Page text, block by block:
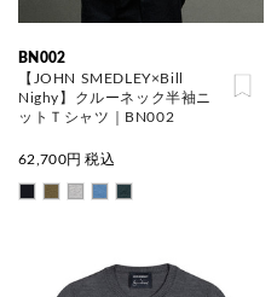
BN002
【JOHN SMEDLEY×Bill
Nighy】クルーネック半袖ニ
ットＴシャツ｜BN002
62,700円 税込